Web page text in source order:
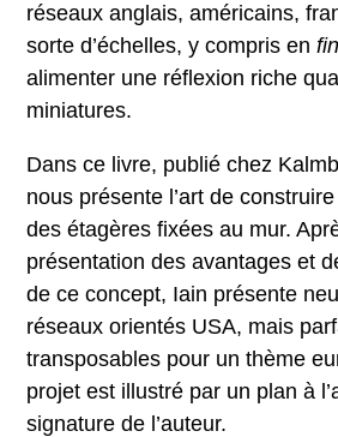
réseaux anglais, américains,
sorte d’échelles, y compris en
alimenter une réflexion riche
miniatures.
Dans ce livre, publié chez
nous présente l’art de
des étagères fixées au mur.
présentation des avantages et
de ce concept, Iain présente
réseaux orientés USA, mais
transposables pour un thème
projet est illustré par un plan à
signature de l’auteur.